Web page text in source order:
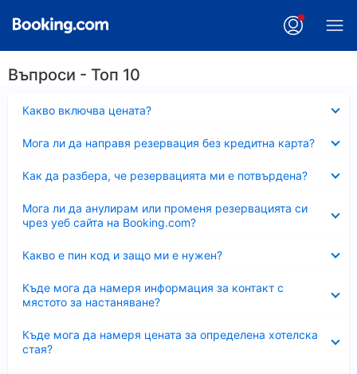
Въпроси - Топ 10
Какво включва цената?
Мога ли да направя резервация без кредитна карта?
Как да разбера, че резервацията ми е потвърдена?
Мога ли да анулирам или променя резервацията си
чрез уеб сайта на Booking.com?
Какво е пин код и защо ми е нужен?
Къде мога да намеря информация за контакт с
мястото за настаняване?
Къде мога да намеря цената за определена хотелска
стая?